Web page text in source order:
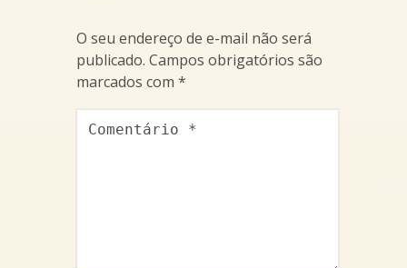
O seu endereço de e-mail não será
publicado. Campos obrigatórios são
marcados com *